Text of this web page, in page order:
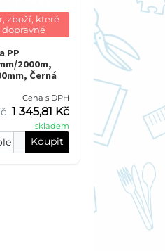
zboží, které
PP
2000m,
Černá
Cena s DPH
1 345,81 Kč
skladem
Koupit